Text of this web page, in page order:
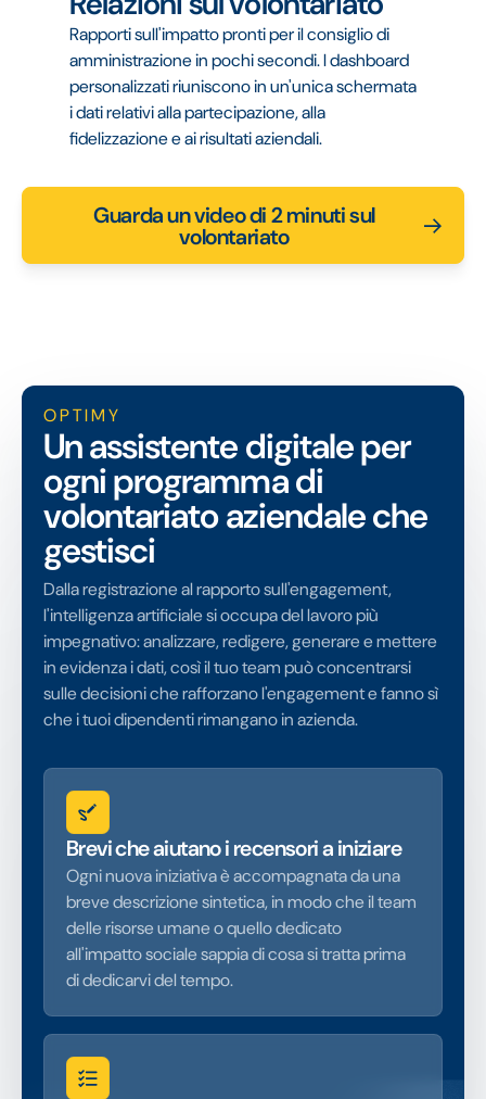
Rapporti sull'impatto pronti per il consiglio di
amministrazione in pochi secondi. I dashboard
personalizzati riuniscono in un'unica schermata
i dati relativi alla partecipazione, alla
fidelizzazione e ai risultati aziendali.
Guarda un video di 2 minuti sul
volontariato
OPTIMY
Un assistente digitale per
ogni programma di
volontariato aziendale che
gestisci
Dalla registrazione al rapporto sull'engagement,
l'intelligenza artificiale si occupa del lavoro più
impegnativo: analizzare, redigere, generare e mettere
in evidenza i dati, così il tuo team può concentrarsi
sulle decisioni che rafforzano l'engagement e fanno sì
che i tuoi dipendenti rimangano in azienda.
Brevi che aiutano i recensori a iniziare
Ogni nuova iniziativa è accompagnata da una
breve descrizione sintetica, in modo che il team
delle risorse umane o quello dedicato
all'impatto sociale sappia di cosa si tratta prima
di dedicarvi del tempo.